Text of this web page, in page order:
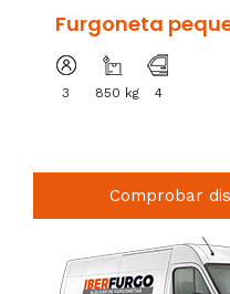
Furgoneta
3 850 kg 4
Comprobar